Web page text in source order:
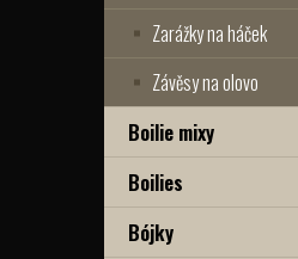
Zarážky na háček
Závěsy na olovo
Boilie mixy
Boilies
Bójky